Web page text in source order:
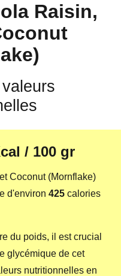
Raisin,
/ 100 gr
Coconut (Mornflake)
d'environ 425 calories
du poids, il est crucial
glycémique de cet
nutritionnelles en